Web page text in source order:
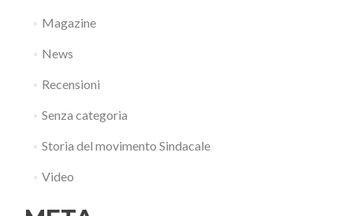
Magazine
News
Recensioni
Senza categoria
Storia del movimento Sindacale
Video